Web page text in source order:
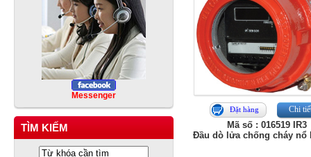
Messenger
TÌM KIẾM
Đặt hàng Chi
Mã số : 016519 IR3
Đầu dò lửa chống cháy nổ